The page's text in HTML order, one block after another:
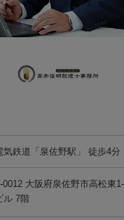
気鉄道「泉佐野駅」 徒歩4分
0012 大阪府泉佐野市高松東
ル 7階